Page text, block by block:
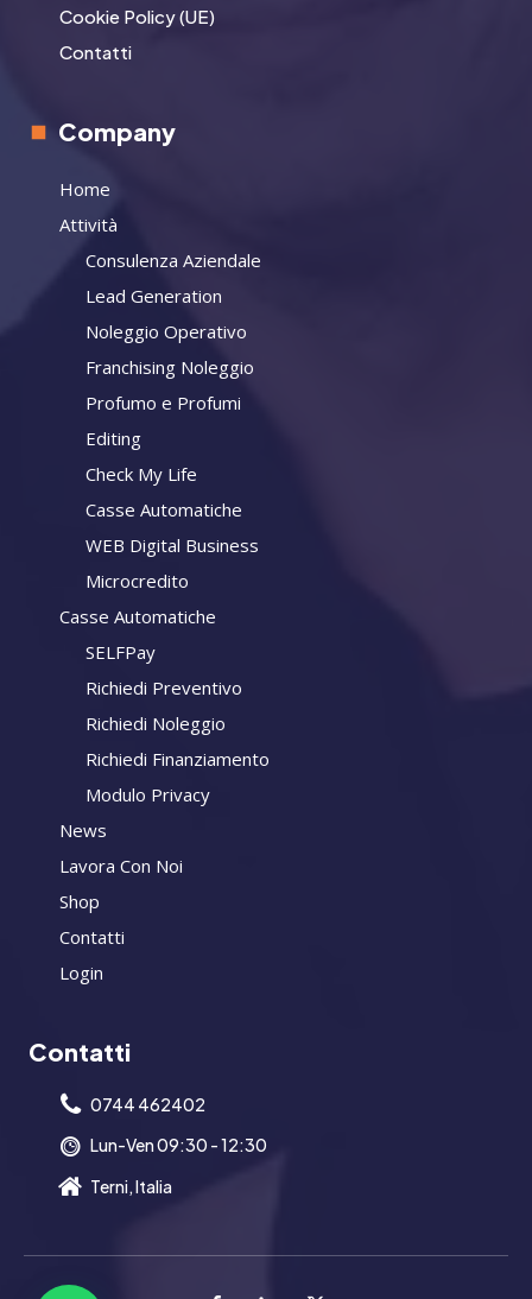
Cookie Policy (UE)
Contatti
Company
Home
Attività
Consulenza Aziendale
Lead Generation
Noleggio Operativo
Franchising Noleggio
Profumo e Profumi
Editing
Check My Life
Casse Automatiche
WEB Digital Business
Microcredito
Casse Automatiche
SELFPay
Richiedi Preventivo
Richiedi Noleggio
Richiedi Finanziamento
Modulo Privacy
News
Lavora Con Noi
Shop
Contatti
Login
Contatti
0744 462402
Lun-Ven 09:30 - 12:30
Terni, Italia